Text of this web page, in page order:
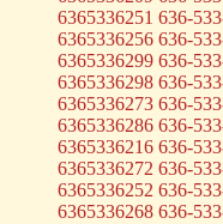
6365336251 636-
6365336256 636-
6365336299 636-
6365336298 636-
6365336273 636-
6365336286 636-
6365336216 636-
6365336272 636-
6365336252 636-
6365336268 636-